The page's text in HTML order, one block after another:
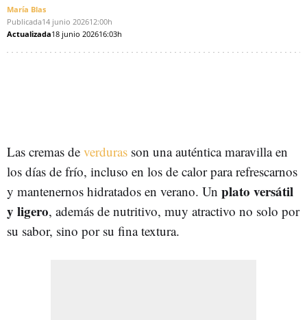
María Blas
Publicada14 junio 202612:00h
Actualizada18 junio 202616:03h
Las cremas de verduras son una auténtica maravilla en
los días de frío, incluso en los de calor para refrescarnos
y mantenernos hidratados en verano. Un plato versátil
y ligero, además de nutritivo, muy atractivo no solo por
su sabor, sino por su fina textura.